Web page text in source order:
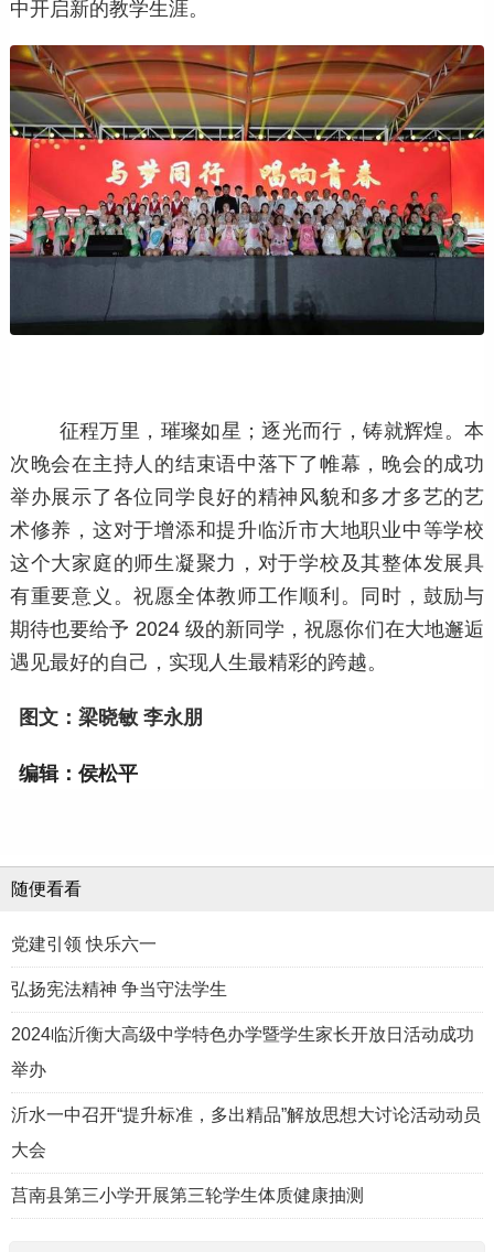
中开启新的教学生涯。
征程万里，璀璨如星；逐光而行，铸就辉煌。本
次晚会在主持人的结束语中落下了帷幕，晚会的成功
举办展示了各位同学良好的精神风貌和多才多艺的艺
术修养，这对于增添和提升临沂市大地职业中等学校
这个大家庭的师生凝聚力，对于学校及其整体发展具
有重要意义。祝愿全体教师工作顺利。同时，鼓励与
期待也要给予 2024 级的新同学，祝愿你们在大地邂逅
遇见最好的自己，实现人生最精彩的跨越。
图文：梁晓敏 李永朋
编辑：侯松平
随便看看
党建引领 快乐六一
弘扬宪法精神 争当守法学生
2024临沂衡大高级中学特色办学暨学生家长开放日活动成功
举办
沂水一中召开“提升标准，多出精品”解放思想大讨论活动动员
大会
莒南县第三小学开展第三轮学生体质健康抽测